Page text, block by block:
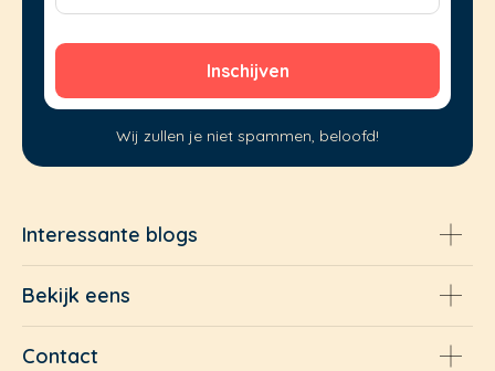
Wij zullen je niet spammen, beloofd!
Interessante blogs
Bekijk eens
Contact